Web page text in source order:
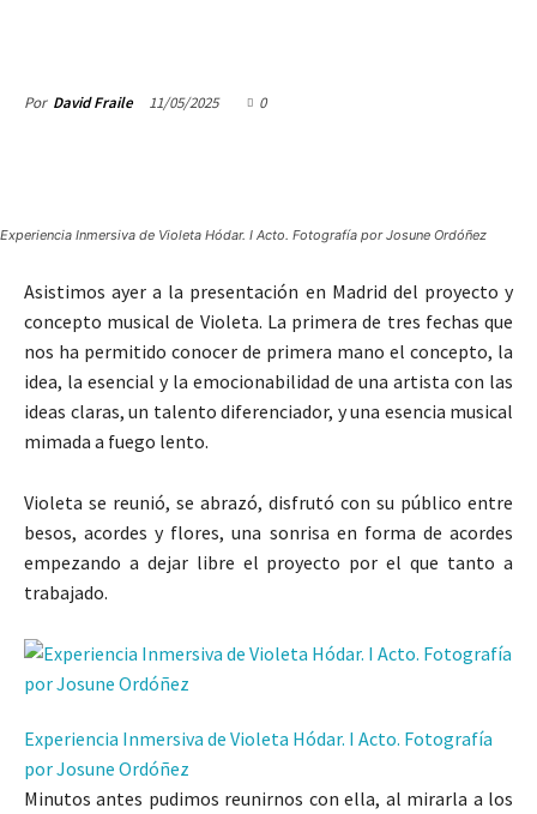
Por David Fraile 11/05/2025 0
Experiencia Inmersiva de Violeta Hódar. I Acto. Fotografía por Josune Ordóñez
Asistimos ayer a la presentación en Madrid del proyecto y
concepto musical de Violeta. La primera de tres fechas que
nos ha permitido conocer de primera mano el concepto, la
idea, la esencial y la emocionabilidad de una artista con las
ideas claras, un talento diferenciador, y una esencia musical
mimada a fuego lento.
Violeta se reunió, se abrazó, disfrutó con su público entre
besos, acordes y flores, una sonrisa en forma de acordes
empezando a dejar libre el proyecto por el que tanto a
trabajado.
Experiencia Inmersiva de Violeta Hódar. I Acto. Fotografía
por Josune Ordóñez
Minutos antes pudimos reunirnos con ella, al mirarla a los